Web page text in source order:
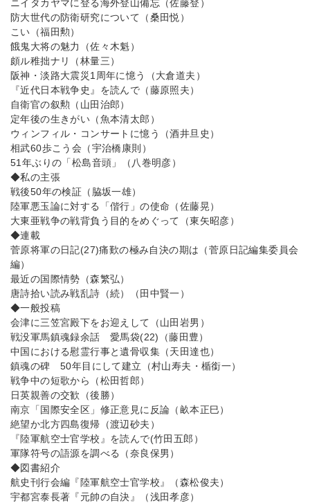
ニイタカヤマに登る海外登山備忘（佐藤登）
防大世代の防衛研究について（桑田悦）
こい（福田勲）
餓鬼大将の魅力（佐々木魁）
頗ル稚拙ナリ（林量三）
阪神・淡路大震災1周年に憶う（大倉道夫）
『近代日本戦争史』を読んで（藤原照夫）
自衛官の叙勲（山田治郎）
定年後の生きがい（魚本清太郎）
ウィンフィル・コンサートに憶う（酒井旦史）
相武60歩こう会（宇治橋康則）
51年ぶりの「松島音頭」（八巻明彦）
◆私の主張
戦後50年の検証（脇坂一雄）
陸軍悪玉論に対する「偕行」の使命（佐藤晃）
大東亜戦争の戦背負う目的をめぐって（東矢昭彦）
◆連載
菅原将軍の日記(27)痛歎の極み自決の期は（菅原日記編集委員会
編）
最近の国際情勢（森繁弘）
唐詩拾い読み戦乱詩（続）（田中賢一）
◆一般投稿
会津に三笠宮殿下をお迎えして（山田岩男）
戦没軍馬鎮魂録余話 愛馬袋(22)（藤田豊）
中国における慰霊行事と遺骨収集（天田達也）
鎮魂の碑 50年目にして建立（村山寿夫・楯銜一）
戦争中の短歌から（松田哲郎）
日英親善の交歓（後勝）
南京「国際安全区」修正意見に反論（畝本正巳）
絶望か北方四島復帰（渡辺砂夫）
『陸軍航空士官学校』を読んで(竹田五郎）
軍隊符号の語源を調べる（奈良保男）
◆図書紹介
航史刊行会編『陸軍航空士官学校』（森松俊夫）
宇都宮泰長著『元帥の自決』（浅田孝彦）